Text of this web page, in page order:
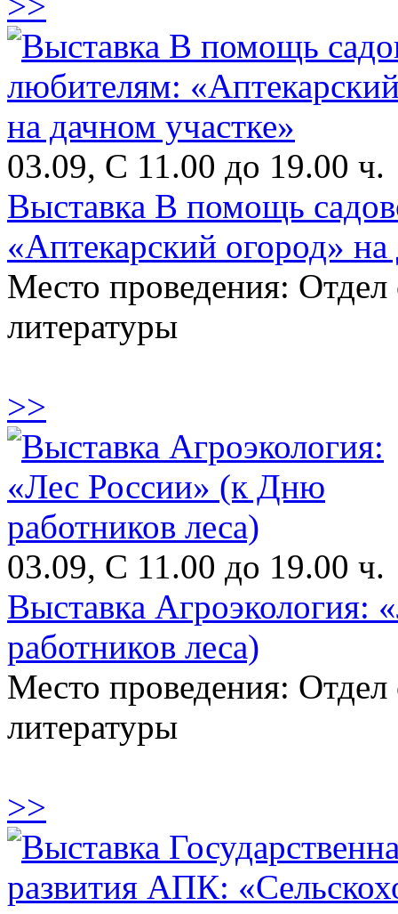
03.09, С 11.00 до 19.00 ч.
Выставка В помощь
«Аптекарский огород»
Место проведения: Отдел
литературы
>>
03.09, С 11.00 до 19.00 ч.
Выставка Агроэкология:
работников леса)
Место проведения: Отдел
литературы
>>